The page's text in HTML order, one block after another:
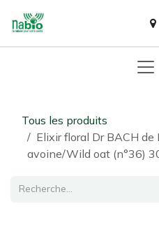
Tous les produits
Elixir floral Dr BACH de
avoine/Wild oat (n°36)